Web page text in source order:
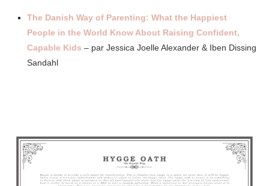
The Danish Way of Parenting: What the Happiest
People in the World Know About Raising Confident,
Capable Kids – par Jessica Joelle Alexander & Iben Dissing
Sandahl